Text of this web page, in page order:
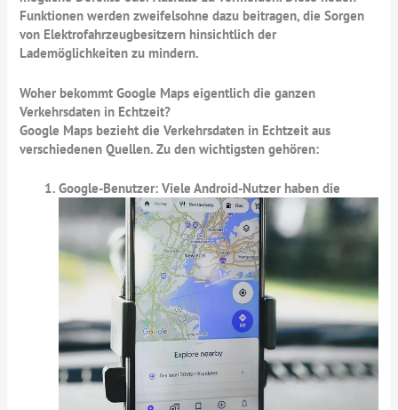
Funktionen werden zweifelsohne dazu beitragen, die Sorgen
von Elektrofahrzeugbesitzern hinsichtlich der
Lademöglichkeiten zu mindern.
Woher bekommt Google Maps eigentlich die ganzen
Verkehrsdaten in Echtzeit?
Google Maps bezieht die Verkehrsdaten in Echtzeit aus
verschiedenen Quellen. Zu den wichtigsten gehören:
Google-Benutzer: Viele Android-Nutzer haben die